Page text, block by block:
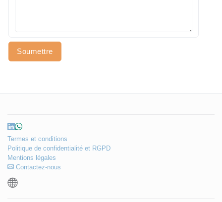
s
Soumettre
Termes et conditions
Politique de confidentialité et RGPD
Mentions légales
Contactez-nous